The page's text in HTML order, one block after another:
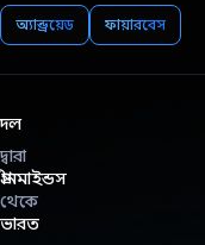
অ্যান্ড্রয়েড ফায়ারবেস
দল
দ্বারা
গ্রীনমাইন্ডস
থেকে
ভারত